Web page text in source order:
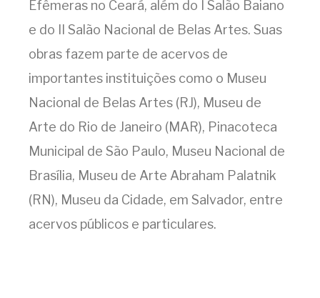
Efêmeras no Ceará, além do I Salão Baiano
e do II Salão Nacional de Belas Artes. Suas
obras fazem parte de acervos de
importantes instituições como o Museu
Nacional de Belas Artes (RJ), Museu de
Arte do Rio de Janeiro (MAR), Pinacoteca
Municipal de São Paulo, Museu Nacional de
Brasília, Museu de Arte Abraham Palatnik
(RN), Museu da Cidade, em Salvador, entre
acervos públicos e particulares.